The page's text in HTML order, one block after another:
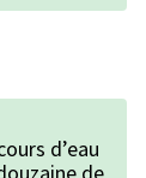
d’eau